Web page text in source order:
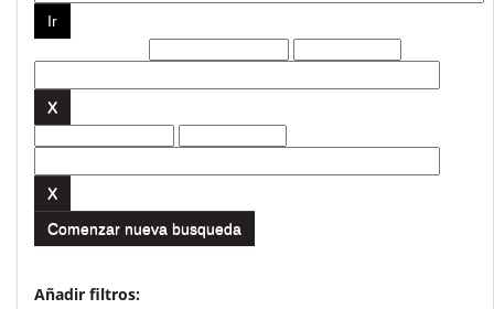
Comenzar nueva busqueda
Añadir filtros: